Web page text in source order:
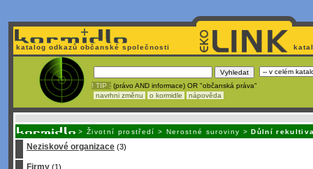
katalog odkazů občanské společnosti
! TIP : (právo AND informace) OR "občanská práva"
navrhni změnu
o kormidle nápověda
> Životní prostředí > Nerostné suroviny >Důlní
Neziskové organizace (3)
Firmy (1)